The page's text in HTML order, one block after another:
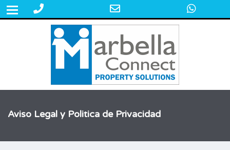
+34 609 50 22 44
Aviso Legal y Politica de Privacidad
Number
calling
Address